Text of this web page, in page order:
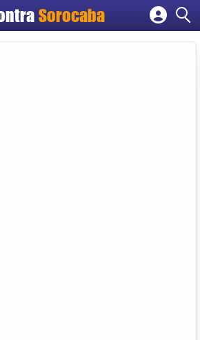
Sorocaba
Cadastrar empresa